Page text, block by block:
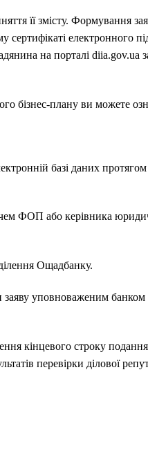
її змісту. Формування
сертифікаті електронного
на порталі diia.gov.ua
бізнес-плану ви можете
базі даних протягом
ФОП або керівника
Ощадбанку.
уповноваженим банком
кінцевого строку
перевірки ділової